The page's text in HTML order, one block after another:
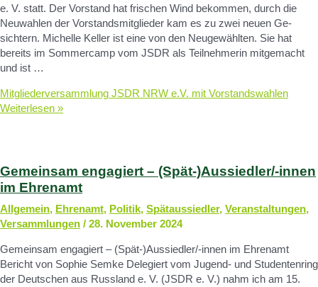
e. V. statt. Der Vorstand hat fri­schen Wind be­kommen, durch die
Neu­wahlen der Vor­stands­mit­glie­der kam es zu zwei neuen Ge­
sichtern. Michelle Keller ist eine von den Neugewählten. Sie hat
bereits im Sommercamp vom JSDR als Teilnehmerin mitgemacht
und ist …
Mitgliederversammlung JSDR NRW e.V. mit Vorstandswahlen
Weiterlesen »
Gemeinsam engagiert – (Spät-)Aussiedler/-innen
im Ehrenamt
Allgemein, Ehrenamt, Politik, Spätaussiedler, Veranstaltungen,
Versammlungen / 28. November 2024
Gemeinsam engagiert – (Spät-)Aussiedler/-innen im Ehrenamt
Bericht von Sophie Semke Delegiert vom Jugend- und Studentenring
der Deutschen aus Russland e. V. (JSDR e. V.) nahm ich am 15.